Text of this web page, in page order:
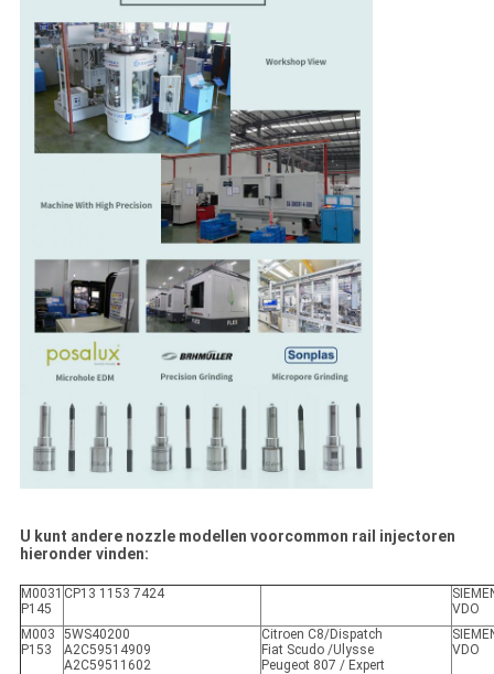
U kunt andere nozzle modellen voorcommon rail injectoren
hieronder vinden:
M0031
P145
CP13 1153 7424
VDO
M003
P153
5WS40200
A2C59514909
A2C59511602
Citroen C8/Dispatch
Fiat Scudo /Ulysse
Peugeot 807 / Expert
VDO